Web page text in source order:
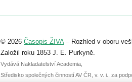
Registrovat se můžete do 6. září.
abstraktu přihlášené přednášky nebo
posteru je už 30. června.
© 2026 Časopis ŽIVA– Rozhled v oboru
Založil roku 1853 J. E. Purkyně.
Vydává Nakladatelství Academia,
Středisko společných činností AV ČR, v. v. i., za